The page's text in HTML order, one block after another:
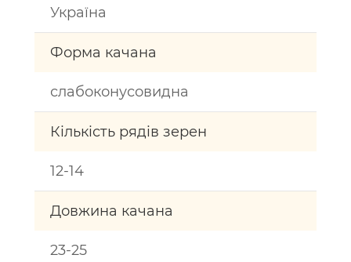
Україна
Форма качана
слабоконусовидна
Кількість рядів зерен
12-14
Довжина качана
23-25